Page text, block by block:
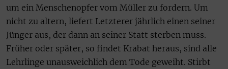
um ein Menschenopfer vom Müller zu fordern. Um
nicht zu altern, liefert Letzterer jährlich einen seiner
Jünger aus, der dann an seiner Statt sterben muss.
Früher oder später, so findet Krabat heraus, sind alle
Lehrlinge unausweichlich dem Tode geweiht. Stirbt